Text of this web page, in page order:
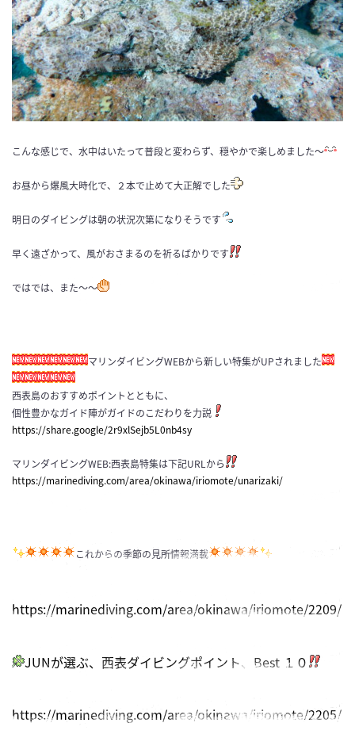
こんな感じで、水中はいたって普段と変わらず、穏やかで楽しめました〜
お昼から爆風大時化で、２本で止めて大正解でした
明日のダイビングは朝の状況次第になりそうです
早く遠ざかって、風がおさまるのを祈るばかりです
ではでは、また〜〜
マリンダイビングWEBから新しい特集がUPされました
西表島のおすすめポイントとともに、
個性豊かなガイド陣がガイドのこだわりを力説
https://share.google/2r9xlSejb5L0nb4sy
マリンダイビングWEB:西表島特集は下記URLから
https://marinediving.com/area/okinawa/iriomote/unarizaki/
これからの季節の見所情報満載
https://marinediving.com/area/okinawa/iriomote/2209/
JUNが選ぶ、西表ダイビングポイント、Best １０
https://marinediving.com/area/okinawa/iriomote/2205/